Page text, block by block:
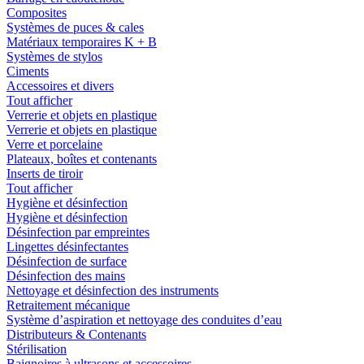
Composites
Systèmes de puces & cales
Matériaux temporaires K + B
Systèmes de stylos
Ciments
Accessoires et divers
Tout afficher
Verrerie et objets en plastique
Verrerie et objets en plastique
Verre et porcelaine
Plateaux, boîtes et contenants
Inserts de tiroir
Tout afficher
Hygiène et désinfection
Hygiène et désinfection
Désinfection par empreintes
Lingettes désinfectantes
Désinfection de surface
Désinfection des mains
Nettoyage et désinfection des instruments
Retraitement mécanique
Système d’aspiration et nettoyage des conduites d’eau
Distributeurs & Contenants
Stérilisation